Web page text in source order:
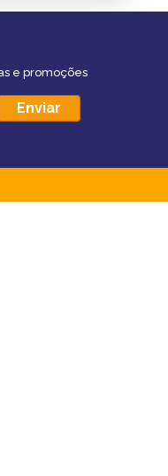
e promoções